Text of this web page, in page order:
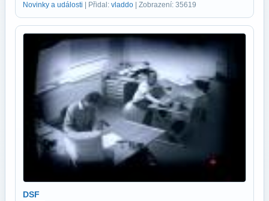
Novinky a události | Přidal: vladdo | Zobrazení: 35619
DSF